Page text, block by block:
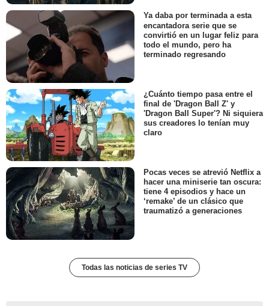
Ya daba por terminada a esta
encantadora serie que se
convirtió en un lugar feliz para
todo el mundo, pero ha
terminado regresando
¿Cuánto tiempo pasa entre el
final de 'Dragon Ball Z' y
'Dragon Ball Super'? Ni siquiera
sus creadores lo tenían muy
claro
Pocas veces se atrevió Netflix a
hacer una miniserie tan oscura:
tiene 4 episodios y hace un
‘remake’ de un clásico que
traumatizó a generaciones
Todas las noticias de series TV